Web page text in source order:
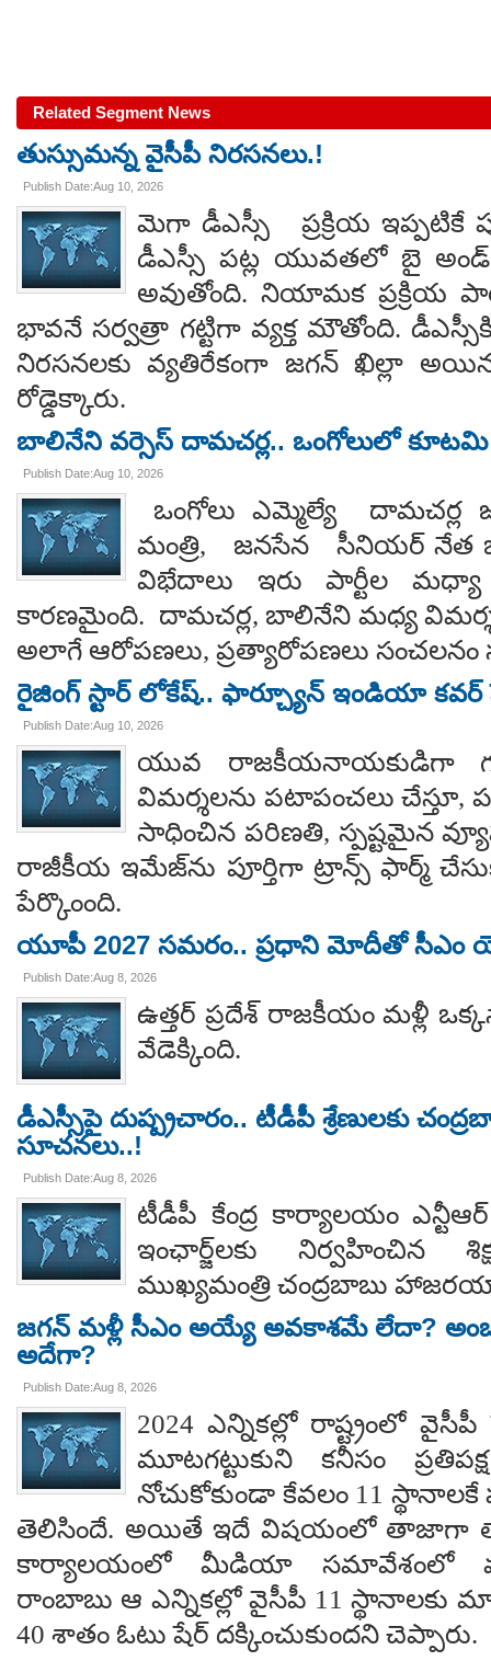
Related Segment News
తుస్సుమన్న వైసీపీ నిరసనలు.!
Publish Date:Aug 10, 2026
మెగా డీఎస్సీ ప్రక్రియ ఇప్పటికే
డీఎస్సీ పట్ల యువతలో బై అండ్
అవుతోంది. నియామక ప్రక్రియ
భావనే సర్వత్రా గట్టిగా వ్యక్త మౌతోంది.
నిరసనలకు వ్యతిరేకంగా జగన్ ఖిల్లా
రోడ్డెక్కారు.
బాలినేని వర్సెస్ దామచర్ల.. ఒంగోలులో కూటమి
Publish Date:Aug 10, 2026
ఒంగోలు ఎమ్మెల్యే దామచర్ల
మంత్రి, జనసేన సీనియర్ నేత
విభేదాలు ఇరు పార్టీల
కారణమైంది. దామచర్ల, బాలినేని మధ్య
అలాగే ఆరోపణలు, ప్రత్యారోపణలు సంచలనం
రైజింగ్ స్టార్ లోకేష్.. ఫార్చ్యూన్ ఇండియా కవర్
Publish Date:Aug 10, 2026
యువ రాజకీయనాయకుడిగా
విమర్శలను పటాపంచలు
సాధించిన పరిణతి, స్పష్టమైన
రాజీకీయ ఇమేజ్‌ను పూర్తిగా ట్రాన్స్ ఫార్మ్
పేర్కొంంది.
యూపీ 2027 సమరం.. ప్రధాని మోదీతో సీఎం
Publish Date:Aug 8, 2026
ఉత్తర్ ప్రదేశ్ రాజకీయం మళ్లీ
వేడెక్కింది.
డీఎస్సీపై దుష్ప్రచారం.. టీడీపీ శ్రేణులకు
సూచనలు..!
Publish Date:Aug 8, 2026
టీడీపీ కేంద్ర కార్యాలయం
ఇంఛార్జ్‌లకు నిర్వహించిన
ముఖ్యమంత్రి చంద్రబాబు
జగన్ మళ్లీ సీఎం అయ్యే అవకాశమే లేదా?
అదేగా?
Publish Date:Aug 8, 2026
2024 ఎన్నికల్లో రాష్ట్రంలో
మూటగట్టుకుని కనీసం
నోచుకోకుండా కేవలం 11
తెలిసిందే. అయితే ఇదే విషయంలో తాజాగా
కార్యాలయంలో మీడియా సమావేశంలో
రాంబాబు ఆ ఎన్నికల్లో వైసీపీ 11
40 శాతం ఓటు షేర్ దక్కించుకుందని చెప్పారు.